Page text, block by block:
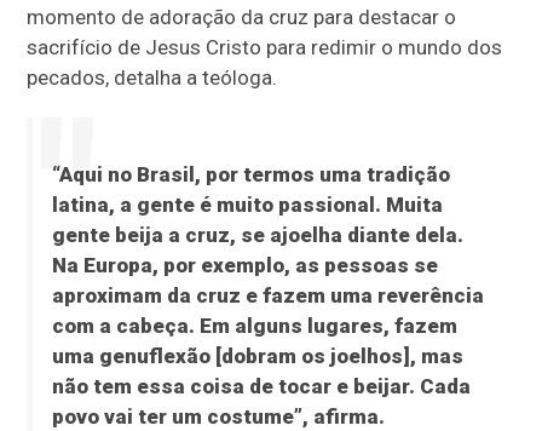
momento de adoração da cruz para destacar o
sacrifício de Jesus Cristo para redimir o mundo dos
pecados, detalha a teóloga.
“Aqui no Brasil, por termos uma tradição
latina, a gente é muito passional. Muita
gente beija a cruz, se ajoelha diante dela.
Na Europa, por exemplo, as pessoas se
aproximam da cruz e fazem uma reverência
com a cabeça. Em alguns lugares, fazem
uma genuflexão [dobram os joelhos], mas
não tem essa coisa de tocar e beijar. Cada
povo vai ter um costume”, afirma.